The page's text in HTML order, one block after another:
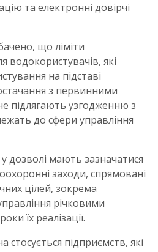
та електронні довірчі
що ліміти
водокористувачів, які
на підставі
з первинними
підлягають узгодженню з
до сфери управління
мають зазначатися
заходи, спрямовані
цілей, зокрема
річковими
їх реалізації.
підприємств, які